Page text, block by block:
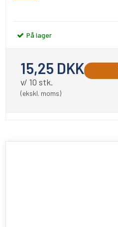
På lager
15,25 DKK
v/ 10 stk.
(ekskl. moms)